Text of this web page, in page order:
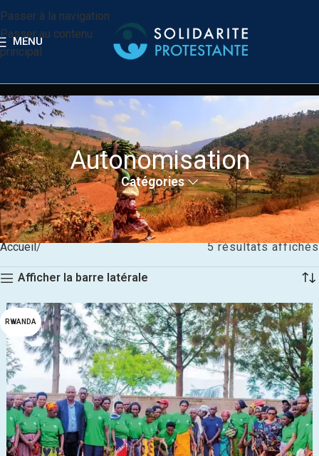
Passer à la navigation
Passer au contenu
principal
MENU
Autonomisation
Catégories
Accueil 5 résultats affichés
Afficher la barre latérale
RWANDA